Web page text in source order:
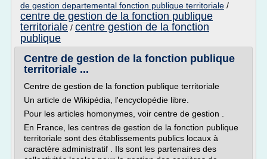
de gestion departemental fonction publique territoriale /
centre de gestion de la fonction publique
territoriale / centre gestion de la fonction
publique
Centre de gestion de la fonction publique
territoriale ...
Centre de gestion de la fonction publique territoriale
Un article de Wikipédia, l'encyclopédie libre.
Pour les articles homonymes, voir centre de gestion .
En France, les centres de gestion de la fonction publique
territoriale sont des établissements publics locaux à
caractère administratif . Ils sont les partenaires des